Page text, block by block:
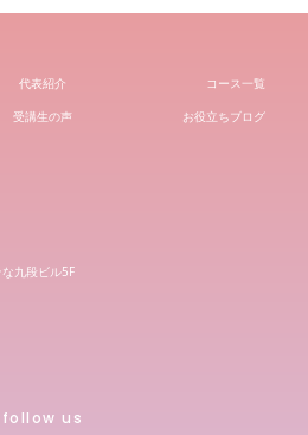
代表紹介
コース一覧
受講生の声 お役立ちブログ
九段ビル5F
follow us